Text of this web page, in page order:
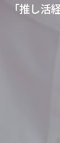
「推し活